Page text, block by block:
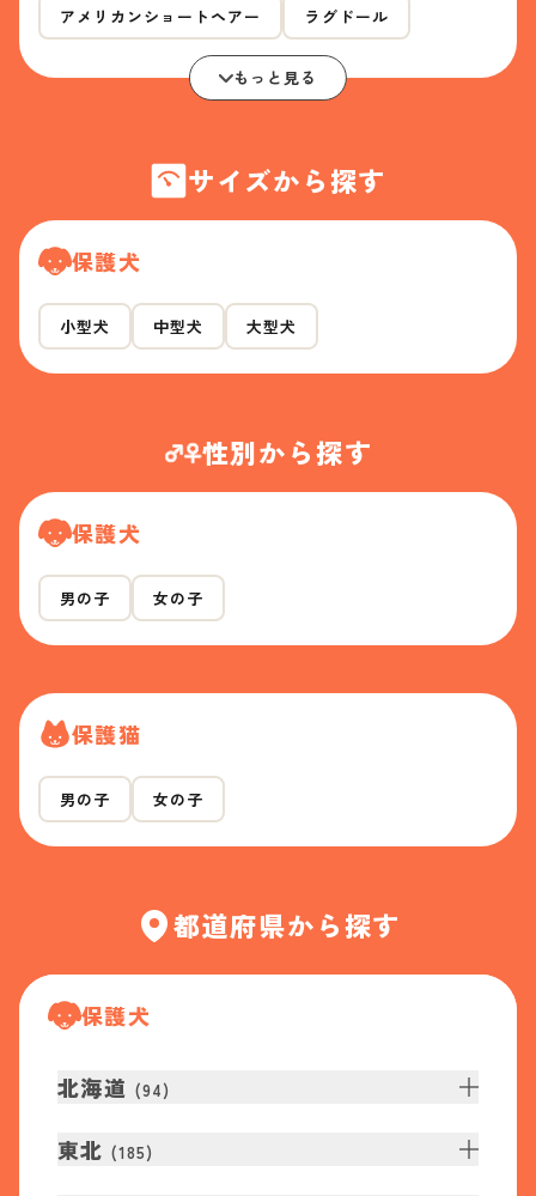
アメリカンショートヘアー ラグドール
もっと見る
サイズから探す
保護犬
小型犬 中型犬 大型犬
性別から探す
保護犬
男の子 女の子
保護猫
男の子 女の子
都道府県から探す
保護犬
北海道 (94)
東北 (185)